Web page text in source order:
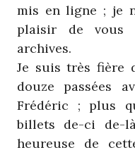
mis en ligne ; je
plaisir de vous
archives.
Je suis très fière
douze passées
Frédéric ; plus
billets de-ci de-
heureuse de